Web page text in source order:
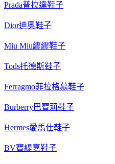
Prada普拉達鞋子
Dior迪奧鞋子
Miu Miu繆繆鞋子
Tods托德斯鞋子
Ferragmo菲拉格慕鞋子
Burberry巴寶莉鞋子
Hermes愛馬仕鞋子
BV寶緹嘉鞋子